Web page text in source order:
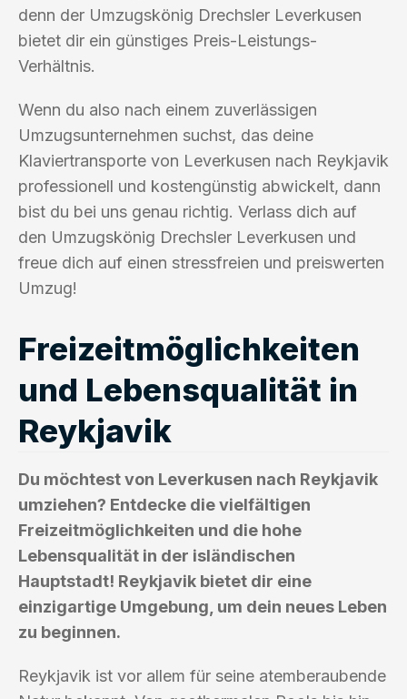
denn der Umzugskönig Drechsler Leverkusen
bietet dir ein günstiges Preis-Leistungs-
Verhältnis.
Wenn du also nach einem zuverlässigen
Umzugsunternehmen suchst, das deine
Klaviertransporte von Leverkusen nach Reykjavik
professionell und kostengünstig abwickelt, dann
bist du bei uns genau richtig. Verlass dich auf
den Umzugskönig Drechsler Leverkusen und
freue dich auf einen stressfreien und preiswerten
Umzug!
Freizeitmöglichkeiten
und Lebensqualität in
Reykjavik
Du möchtest von Leverkusen nach Reykjavik
umziehen? Entdecke die vielfältigen
Freizeitmöglichkeiten und die hohe
Lebensqualität in der isländischen
Hauptstadt! Reykjavik bietet dir eine
einzigartige Umgebung, um dein neues Leben
zu beginnen.
Reykjavik ist vor allem für seine atemberaubende